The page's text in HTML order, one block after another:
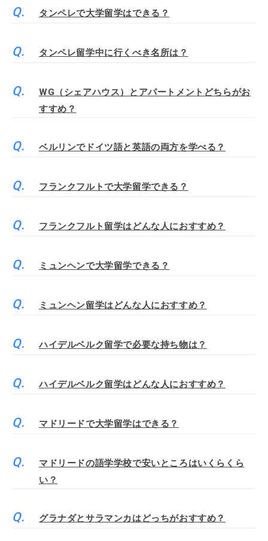
タンペレで大学留学はできる？
タンペレ留学中に行くべき名所は？
WG（シェアハウス）とアパートメントどちらがお
すすめ？
ベルリンでドイツ語と英語の両方を学べる？
フランクフルトで大学留学できる？
フランクフルト留学はどんな人におすすめ？
ミュンヘンで大学留学できる？
ミュンヘン留学はどんな人におすすめ？
ハイデルベルク留学で必要な持ち物は？
ハイデルベルク留学はどんな人におすすめ？
マドリードで大学留学はできる？
マドリードの語学学校で安いところはいくらくら
い？
グラナダとサラマンカはどっちがおすすめ？